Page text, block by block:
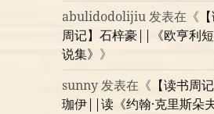
abulidodolijiu发表在《
周记】石梓豪||《欧亨利
说集》 》
sunny发表在《 【读书周
珈伊||读《约翰·克里斯朵夫